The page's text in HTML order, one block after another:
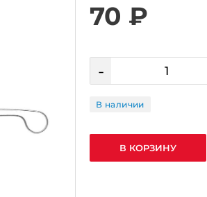
70 ₽
-
В наличии
В КОРЗИНУ